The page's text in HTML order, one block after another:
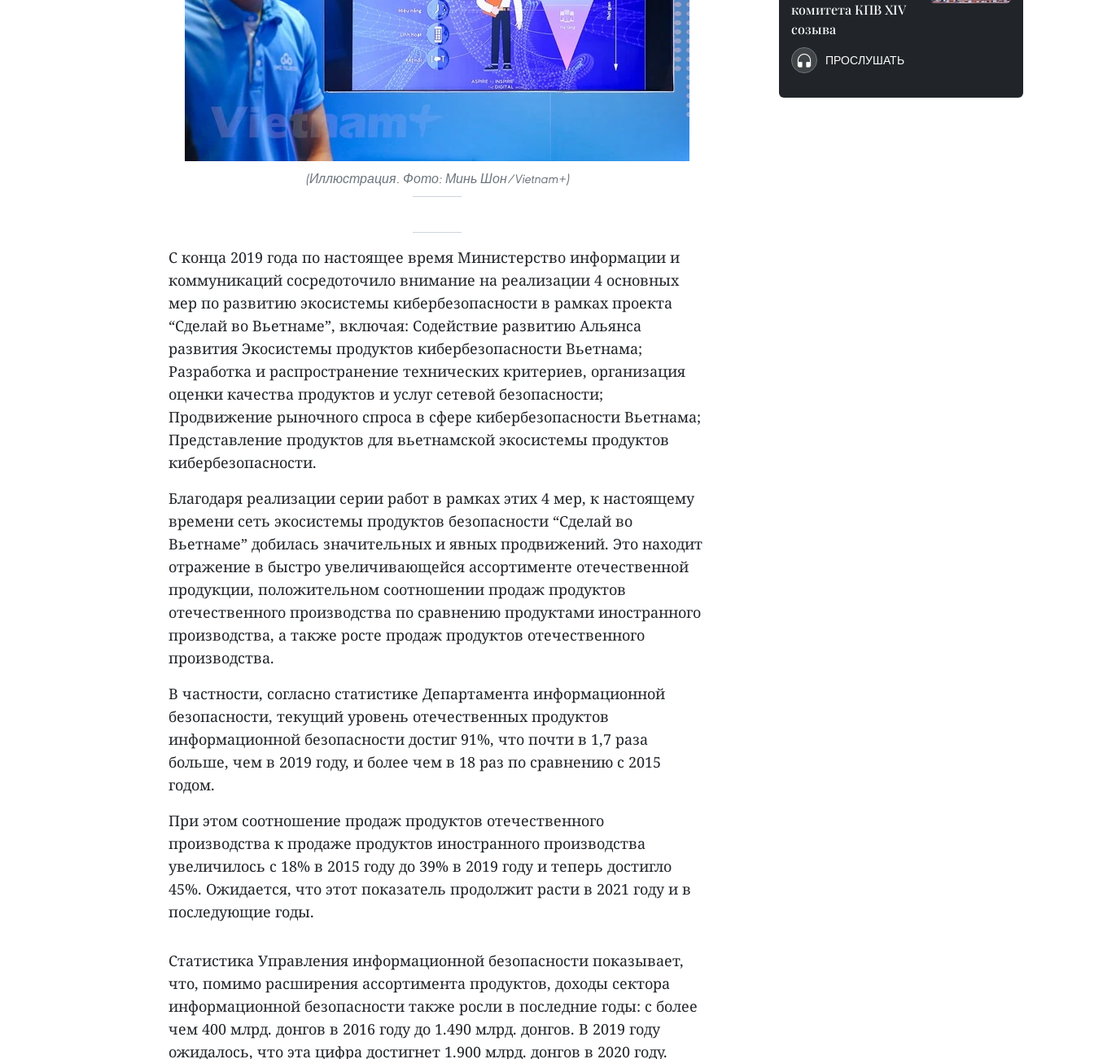
(Иллюстрация. Фото: Минь Шон/Vietnam+)
С конца 2019 года по настоящее время Министерство информации и
коммуникаций сосредоточило внимание на реализации 4 основных
мер по развитию экосистемы кибербезопасности в рамках проекта
“Сделай во Вьетнаме”, включая: Содействие развитию Альянса
развития Экосистемы продуктов кибербезопасности Вьетнама;
Разработка и распространение технических критериев, организация
оценки качества продуктов и услуг сетевой безопасности;
Продвижение рыночного спроса в сфере кибербезопасности Вьетнама;
Представление продуктов для вьетнамской экосистемы продуктов
кибербезопасности.
Благодаря реализации серии работ в рамках этих 4 мер, к настоящему
времени сеть экосистемы продуктов безопасности “Сделай во
Вьетнаме” добилась значительных и явных продвижений. Это находит
отражение в быстро увеличивающейся ассортименте отечественной
продукции, положительном соотношении продаж продуктов
отечественного производства по сравнению продуктами иностранного
производства, а также росте продаж продуктов отечественного
производства.
В частности, согласно статистике Департамента информационной
безопасности, текущий уровень отечественных продуктов
информационной безопасности достиг 91%, что почти в 1,7 раза
больше, чем в 2019 году, и более чем в 18 раз по сравнению с 2015
годом.
При этом соотношение продаж продуктов отечественного
производства к продаже продуктов иностранного производства
увеличилось с 18% в 2015 году до 39% в 2019 году и теперь достигло
45%. Ожидается, что этот показатель продолжит расти в 2021 году и в
последующие годы.
Статистика Управления информационной безопасности показывает,
что, помимо расширения ассортимента продуктов, доходы сектора
информационной безопасности также росли в последние годы: с более
чем 400 млрд. донгов в 2016 году до 1.490 млрд. донгов. В 2019 году
ожидалось, что эта цифра достигнет 1.900 млрд. донгов в 2020 году.
комитета КПВ XIV
созыва
ПРОСЛУШАТЬ